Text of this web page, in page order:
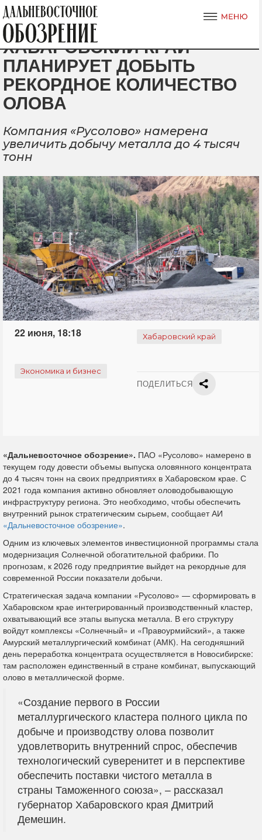
ХАБАРОВСКИЙ КРАЙ
ПЛАНИРУЕТ ДОБЫТЬ
РЕКОРДНОЕ КОЛИЧЕСТВО
ОЛОВА
Компания «Русолово» намерена
увеличить добычу металла до 4 тысяч
тонн
22 июня, 18:18 Хабаровский край
Экономика и бизнес
ПОДЕЛИТЬСЯ
«Дальневосточное обозрение». ПАО «Русолово» намерено в
текущем году довести объемы выпуска оловянного концентрата
до 4 тысяч тонн на своих предприятиях в Хабаровском крае. С
2021 года компания активно обновляет оловодобывающую
инфраструктуру региона. Это необходимо, чтобы обеспечить
внутренний рынок стратегическим сырьем, сообщает АИ
«Дальневосточное обозрение».
Одним из ключевых элементов инвестиционной программы стала
модернизация Солнечной обогатительной фабрики. По
прогнозам, к 2026 году предприятие выйдет на рекордные для
современной России показатели добычи.
Стратегическая задача компании «Русолово» — сформировать в
Хабаровском крае интегрированный производственный кластер,
охватывающий все этапы выпуска металла. В его структуру
войдут комплексы «Солнечный» и «Правоурмийский», а также
Амурский металлургический комбинат (АМК). На сегодняшний
день переработка концентрата осуществляется в Новосибирске:
там расположен единственный в стране комбинат, выпускающий
олово в металлической форме.
«Создание первого в России
металлургического кластера полного цикла по
добыче и производству олова позволит
удовлетворить внутренний спрос, обеспечив
технологический суверенитет и в перспективе
обеспечить поставки чистого металла в
страны Таможенного союза», – рассказал
губернатор Хабаровского края Дмитрий
Демешин.